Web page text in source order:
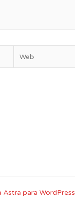
Astra para WordPress